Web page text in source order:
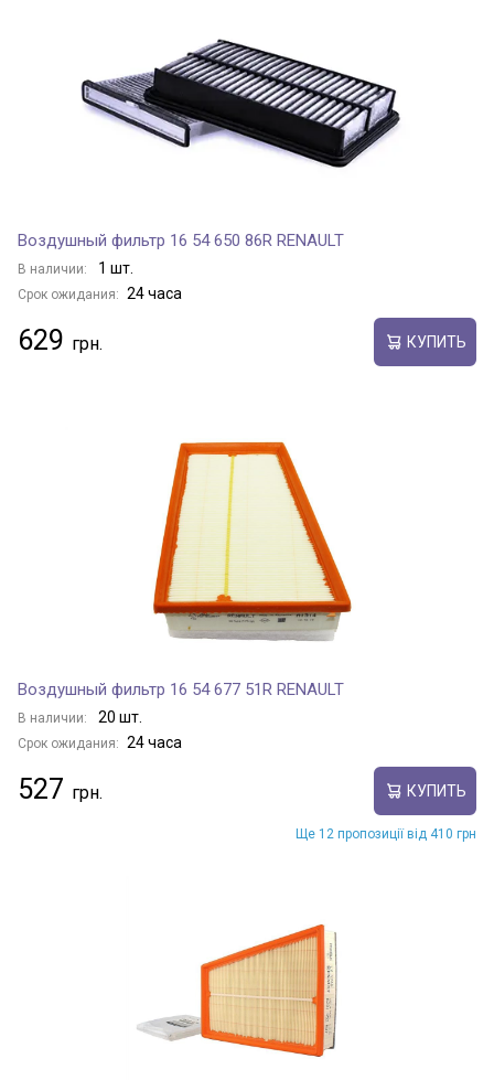
Воздушный фильтр 16 54 650 86R RENAULT
В наличии: 1 шт.
Срок ожидания: 24 часа
629 КУПИТЬ
Воздушный фильтр 16 54 677 51R RENAULT
В наличии: 20 шт.
Срок ожидания: 24 часа
527 КУПИТЬ
Ще 12 пропозиції від 410 грн